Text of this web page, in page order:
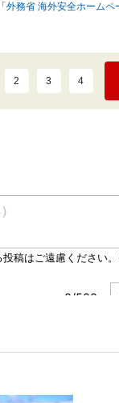
外務省 海外安全ホームペ
2 3 4